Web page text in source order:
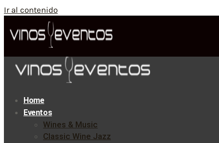
Ir al contenido
Home
Eventos
Wines & Music
Classic Wine Jazz